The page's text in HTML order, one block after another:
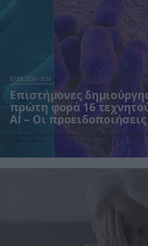
07.08.2026 15:10
Επιστήμονες
πρώτη φορά 16
AI – Οι
βιοασφάλεια
Ερευνητές σχεδίασαν 16 νέους βακτηριοφάγους με τη βοήθεια Τεχνητής
ανθεκτικά μικρόβια